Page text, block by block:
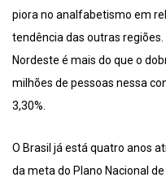
piora no analfabetismo em
tendência das outras
Nordeste é mais do que o
milhões de pessoas nessa
3,30%.
O Brasil já está quatro anos
da meta do Plano Nacional